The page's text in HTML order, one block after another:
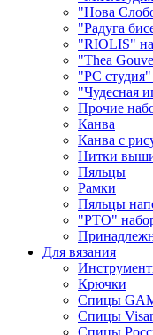
"Нова
"Радуга
"RIOLIS"
"Thea
"РС
"Чудесная
Прочие
Канва
Канва с
Нитки
Пяльцы
Рамки
Пяльцы
"РТО"
Для вязания
Крючки
Спицы
Спицы
Спицы